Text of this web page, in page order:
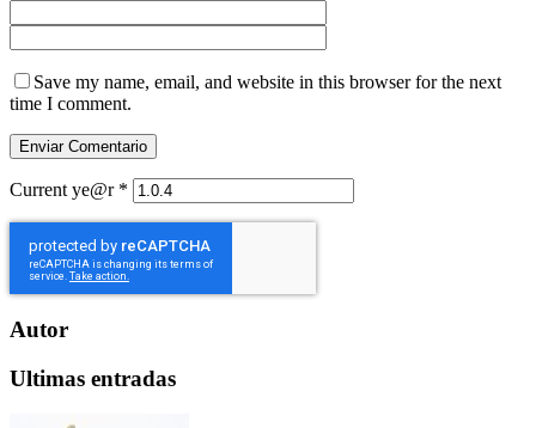
Save my name, email, and website in this browser for the next
time I comment.
Current ye@r *
Autor
Ultimas entradas